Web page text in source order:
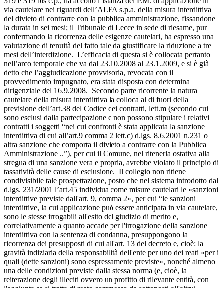
via cautelare nei riguardi dell’ALFA s.p.a. della misura interdittiva
del divieto di contrarre con la pubblica amministrazione, fissandone
la durata in sei mesi; il Tribunale di Lecce in sede di riesame, pur
confermando la ricorrenza delle esigenze cautelari, ha espresso una
valutazione di tenuità del fatto tale da giustificare la riduzione a tre
mesi dell’interdizione._L’efficacia di questa si è collocata pertanto
nell’arco temporale che va dal 23.10.2008 al 23.1.2009, e si è già
detto che l’aggiudicazione provvisoria, revocata con il
provvedimento impugnato, era stata disposta con determina
dirigenziale del 16.9.2008._Secondo parte ricorrente la natura
cautelare della misura interdittiva la colloca al di fuori della
previsione dell’art.38 del Codice dei contratti, lett.m (secondo cui
sono esclusi dalla partecipazione e non possono stipulare i relativi
contratti i soggetti “nei cui confronti è stata applicata la sanzione
interdittiva di cui all’art.9 comma 2 lett.c) d.lgs. 8.6.2001 n.231 o
altra sanzione che comporta il divieto a contrarre con la Pubblica
Amministrazione ..”), per cui il Comune, nel ritenerla ostativa alla
stregua di una sanzione vera e propria, avrebbe violato il principio di
tassatività delle cause di esclusione._Il collegio non ritiene
condivisibile tale prospettazione, posto che nel sistema introdotto dal
d.lgs. 231/2001 l’art.45 individua come misure cautelari le «sanzioni
interdittive previste dall'art. 9, comma 2», per cui “le sanzioni
interdittive, la cui applicazione può essere anticipata in via cautelare,
sono le stesse irrogabili all'esito del giudizio di merito e,
correlativamente a quanto accade per l'irrogazione della sanzione
interdittiva con la sentenza di condanna, presuppongono la
ricorrenza dei presupposti di cui all'art. 13 del decreto e, cioè: la
gravità indiziaria della responsabilità dell'ente per uno dei reati «per i
quali (dette sanzioni) sono espressamente previste», nonché almeno
una delle condizioni previste dalla stessa norma (e, cioè, la
reiterazione degli illeciti ovvero un profitto di rilevante entità, con